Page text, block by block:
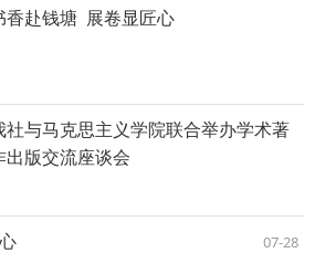
香赴钱塘 展卷显匠心
社与马克思主义学院联合举办学术著
出版交流座谈会
07-28